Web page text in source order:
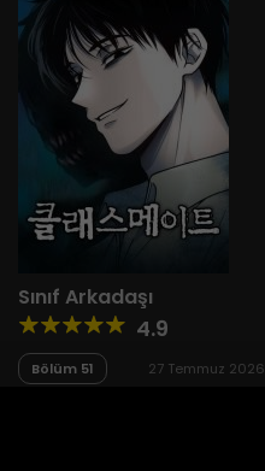
Sınıf Arkadaşı
4.9
Bölüm 51 27 Temmuz 2026